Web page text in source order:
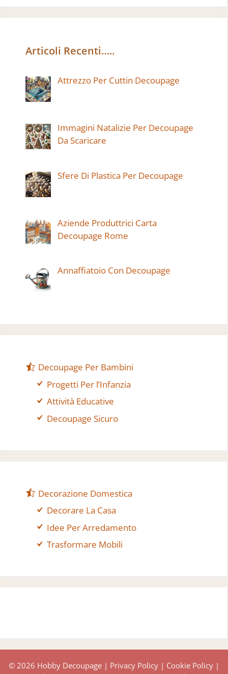
Articoli Recenti…..
Attrezzo Per Cuttin Decoupage
Immagini Natalizie Per Decoupage
Da Scaricare
Sfere Di Plastica Per Decoupage
Aziende Produttrici Carta
Decoupage Rome
Annaffiatoio Con Decoupage
Decoupage Per Bambini
Progetti Per l’Infanzia
Attività Educative
Decoupage Sicuro
Decorazione Domestica
Decorare La Casa
Idee Per Arredamento
Trasformare Mobili
© 2026 Hobby Decoupage | Privacy Policy | Cookie Policy |